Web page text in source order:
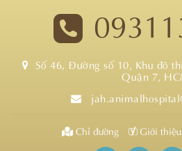
Số 46, Đường số 10, Khu đô
Quận 7,
Chỉ đường Giới thiệu